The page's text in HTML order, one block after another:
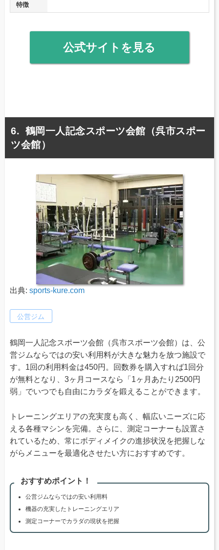
特徴
公式サイトを見る
鶴岡一人記念スポーツ会館（呉市スポー
ツ会館）
出典: sports-kure.com
公営ジム
鶴岡一人記念スポーツ会館（呉市スポーツ会館）は、公
営ジムならではの安い利用料が大きな魅力を放つ施設で
す。1回の利用料金は450円。回数券を購入すれば1回分
が無料となり、3ヶ月コースなら「1ヶ月あたり2500円
弱」でいつでも自由にカラダを鍛えることができます。
トレーニングエリアの充実度も高く、幅広いニーズに応
える各種マシンを完備。さらに、測定コーナーも設置さ
れているため、常にボディメイクの進捗状況を把握しな
がらメニューを最適化させたい方におすすめです。
おすすめポイント！
公営ジムならではの安い利用料
機器の充実したトレーニングエリア
測定コーナーでカラダの現状を把握